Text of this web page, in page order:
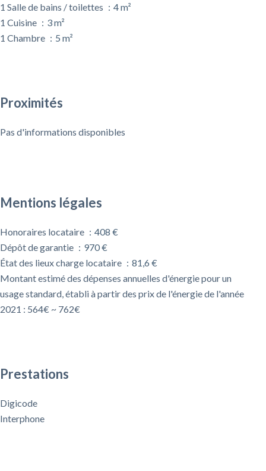
1 Salle de bains / toilettes
4 m²
1 Cuisine
3 m²
1 Chambre
5 m²
Proximités
Pas d'informations disponibles
Mentions légales
Honoraires locataire
408 €
Dépôt de garantie
970 €
État des lieux charge locataire
81,6 €
Montant estimé des dépenses annuelles d'énergie pour un
usage standard, établi à partir des prix de l'énergie de l'année
2021 : 564€ ~ 762€
Prestations
Digicode
Interphone